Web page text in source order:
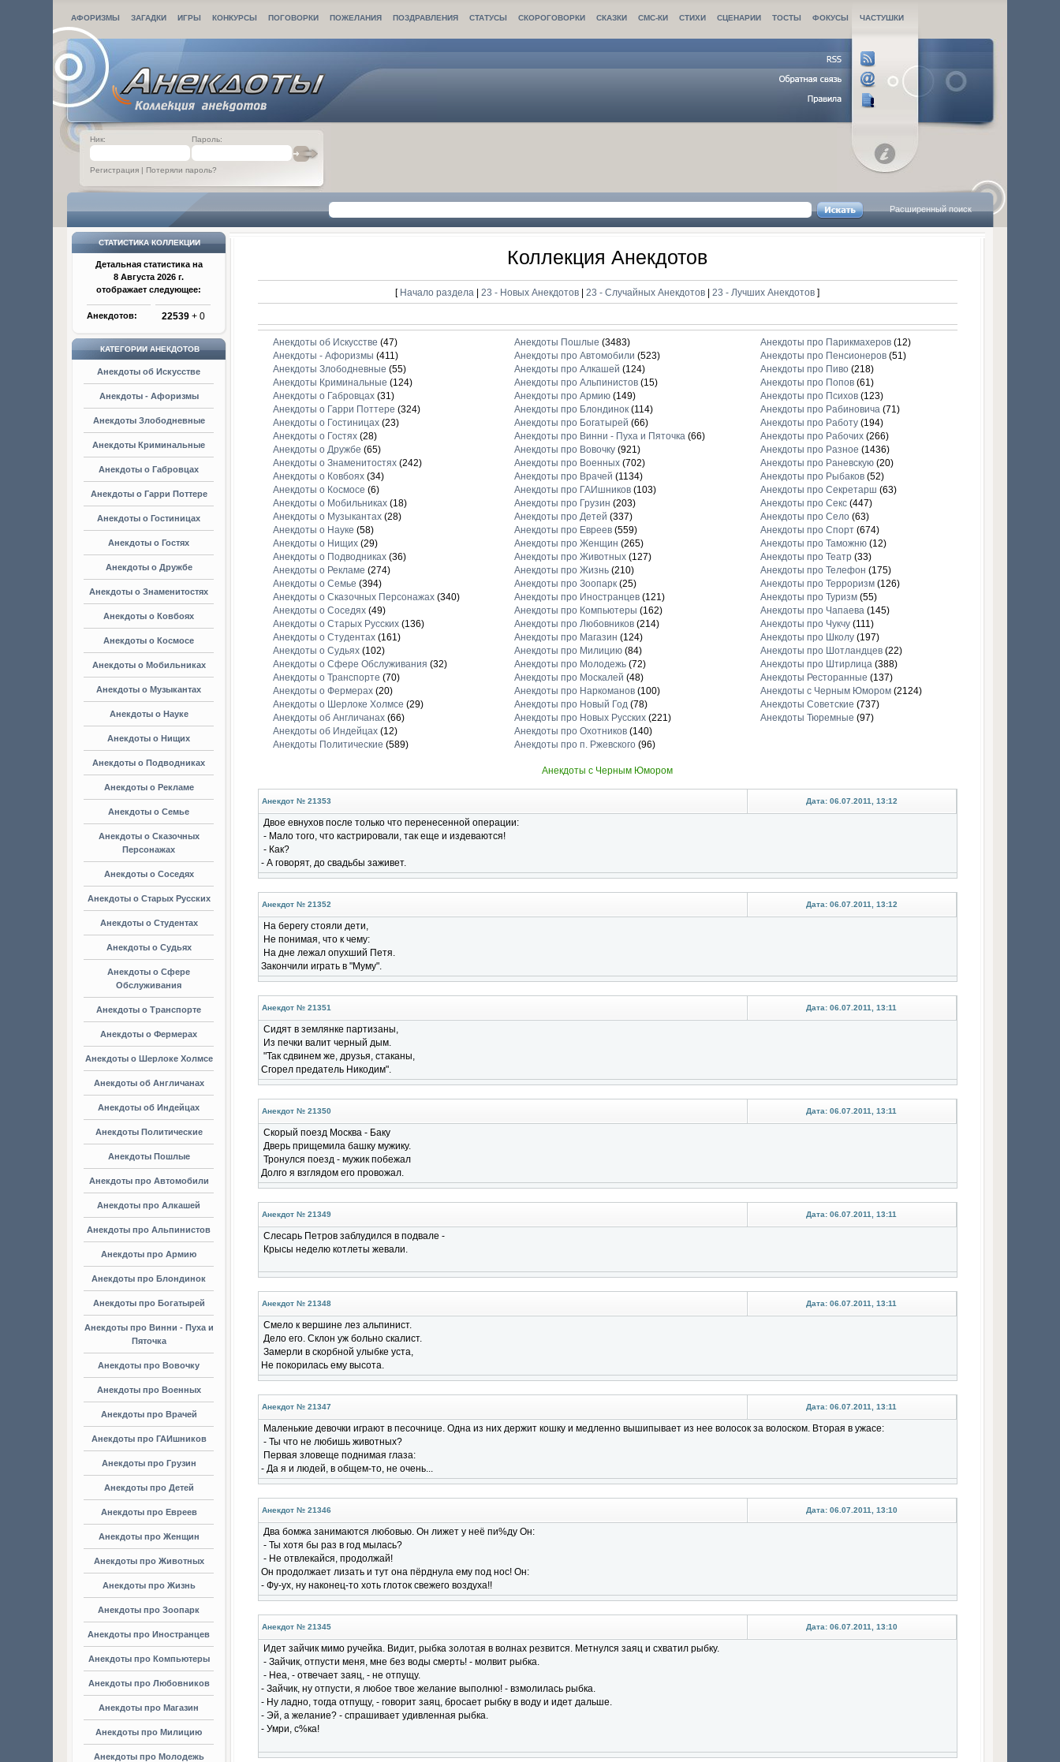
АФОРИЗМЫ ЗАГАДКИ ИГРЫ КОНКУРСЫ ПОГОВОРКИ ПОЖЕЛАНИЯ ПОЗДРАВЛЕНИЯ СТАТУСЫ СКОРОГОВОРКИ СКАЗКИ СМС-КИ СТИХИ СЦЕНАРИИ ТОСТЫ ФОКУСЫ ЧАСТУШКИ
Ник: Пароль:
Регистрация | Потеряли пароль?
Расширенный поиск
СТАТИСТИКА КОЛЛЕКЦИИ
Детальная статистика на
8 Августа 2026 г.
отображает следующее:
Анекдотов: 22539 + 0
КАТЕГОРИИ АНЕКДОТОВ
Анекдоты об Искусстве
Анекдоты - Афоризмы
Анекдоты Злободневные
Анекдоты Криминальные
Анекдоты о Габровцах
Анекдоты о Гарри Поттере
Анекдоты о Гостиницах
Анекдоты о Гостях
Анекдоты о Дружбе
Анекдоты о Знаменитостях
Анекдоты о Ковбоях
Анекдоты о Космосе
Анекдоты о Мобильниках
Анекдоты о Музыкантах
Анекдоты о Науке
Анекдоты о Нищих
Анекдоты о Подводниках
Анекдоты о Рекламе
Анекдоты о Семье
Анекдоты о Сказочных
Персонажах
Анекдоты о Соседях
Анекдоты о Старых Русских
Анекдоты о Студентах
Анекдоты о Судьях
Анекдоты о Сфере
Обслуживания
Анекдоты о Транспорте
Анекдоты о Фермерах
Анекдоты о Шерлоке Холмсе
Анекдоты об Англичанах
Анекдоты об Индейцах
Анекдоты Политические
Анекдоты Пошлые
Анекдоты про Автомобили
Анекдоты про Алкашей
Анекдоты про Альпинистов
Анекдоты про Армию
Анекдоты про Блондинок
Анекдоты про Богатырей
Анекдоты про Винни - Пуха и
Пяточка
Анекдоты про Вовочку
Анекдоты про Военных
Анекдоты про Врачей
Анекдоты про ГАИшников
Анекдоты про Грузин
Анекдоты про Детей
Анекдоты про Евреев
Анекдоты про Женщин
Анекдоты про Животных
Анекдоты про Жизнь
Анекдоты про Зоопарк
Анекдоты про Иностранцев
Анекдоты про Компьютеры
Анекдоты про Любовников
Анекдоты про Магазин
Анекдоты про Милицию
Анекдоты про Молодежь
Коллекция Анекдотов
[ Начало раздела |23 - Новых Анекдотов |23 - Случайных Анекдотов |23 - Лучших Анекдотов ]
Анекдоты об Искусстве (47)
Анекдоты - Афоризмы (411)
Анекдоты Злободневные (55)
Анекдоты Криминальные (124)
Анекдоты о Габровцах(31)
Анекдоты о Гарри Поттере (324)
Анекдоты о Гостиницах(23)
Анекдоты о Гостях(28)
Анекдоты о Дружбе (65)
Анекдоты о Знаменитостях(242)
Анекдоты о Ковбоях(34)
Анекдоты о Космосе (6)
Анекдоты о Мобильниках(18)
Анекдоты о Музыкантах(28)
Анекдоты о Науке (58)
Анекдоты о Нищих(29)
Анекдоты о Подводниках(36)
Анекдоты о Рекламе (274)
Анекдоты о Семье (394)
Анекдоты о Сказочных Персонажах(340)
Анекдоты о Соседях(49)
Анекдоты о Старых Русских(136)
Анекдоты о Студентах(161)
Анекдоты о Судьях(102)
Анекдоты о Сфере Обслуживания (32)
Анекдоты о Транспорте (70)
Анекдоты о Фермерах(20)
Анекдоты о Шерлоке Холмсе (29)
Анекдоты об Англичанах(66)
Анекдоты об Индейцах(12)
Анекдоты Политические (589)
Анекдоты Пошлые (3483)
Анекдоты про Автомобили (523)
Анекдоты про Алкашей (124)
Анекдоты про Альпинистов(15)
Анекдоты про Армию(149)
Анекдоты про Блондинок(114)
Анекдоты про Богатырей (66)
Анекдоты про Винни - Пуха и Пяточка(66)
Анекдоты про Вовочку(921)
Анекдоты про Военных(702)
Анекдоты про Врачей (1134)
Анекдоты про ГАИшников(103)
Анекдоты про Грузин (203)
Анекдоты про Детей (337)
Анекдоты про Евреев(559)
Анекдоты про Женщин (265)
Анекдоты про Животных(127)
Анекдоты про Жизнь(210)
Анекдоты про Зоопарк(25)
Анекдоты про Иностранцев(121)
Анекдоты про Компьютеры (162)
Анекдоты про Любовников(214)
Анекдоты про Магазин (124)
Анекдоты про Милицию(84)
Анекдоты про Молодежь(72)
Анекдоты про Москалей (48)
Анекдоты про Наркоманов(100)
Анекдоты про Новый Год(78)
Анекдоты про Новых Русских(221)
Анекдоты про Охотников(140)
Анекдоты про п. Ржевского(96)
Анекдоты про Парикмахеров(12)
Анекдоты про Пенсионеров(51)
Анекдоты про Пиво(218)
Анекдоты про Попов(61)
Анекдоты про Психов(123)
Анекдоты про Рабиновича(71)
Анекдоты про Работу(194)
Анекдоты про Рабочих(266)
Анекдоты про Разное (1436)
Анекдоты про Раневскую(20)
Анекдоты про Рыбаков(52)
Анекдоты про Секретарш (63)
Анекдоты про Секс(447)
Анекдоты про Село(63)
Анекдоты про Спорт(674)
Анекдоты про Таможню(12)
Анекдоты про Театр(33)
Анекдоты про Телефон (175)
Анекдоты про Терроризм(126)
Анекдоты про Туризм(55)
Анекдоты про Чапаева(145)
Анекдоты про Чукчу(111)
Анекдоты про Школу(197)
Анекдоты про Шотландцев(22)
Анекдоты про Штирлица (388)
Анекдоты Ресторанные (137)
Анекдоты с Черным Юмором(2124)
Анекдоты Советские (737)
Анекдоты Тюремные (97)
Анекдоты с Черным Юмором
Анекдот № 21353 Дата: 06.07.2011, 13:12
Двое евнухов после только что перенесенной операции:
- Мало того, что кастрировали, так еще и издеваются!
- Как?
- А говорят, до свадьбы заживет.
Анекдот № 21352 Дата: 06.07.2011, 13:12
На берегу стояли дети,
Не понимая, что к чему:
На дне лежал опухший Петя.
Закончили играть в "Муму".
Анекдот № 21351 Дата: 06.07.2011, 13:11
Сидят в землянке партизаны,
Из печки валит черный дым.
"Так сдвинем же, друзья, стаканы,
Сгорел предатель Никодим".
Анекдот № 21350 Дата: 06.07.2011, 13:11
Скорый поезд Москва - Баку
Дверь прищемила башку мужику.
Тронулся поезд - мужик побежал
Долго я взглядом его провожал.
Анекдот № 21349 Дата: 06.07.2011, 13:11
Слесарь Петров заблудился в подвале -
Крысы неделю котлеты жевали.
Анекдот № 21348 Дата: 06.07.2011, 13:11
Смело к вершине лез альпинист.
Дело его. Склон уж больно скалист.
Замерли в скорбной улыбке уста,
Не покорилась ему высота.
Анекдот № 21347 Дата: 06.07.2011, 13:11
Маленькие девочки играют в песочнице. Одна из них держит кошку и медленно вышипывает из нее волосок за волоском. Вторая в ужасе:
- Ты что не любишь животных?
Первая зловеще поднимая глаза:
- Да я и людей, в общем-то, не очень...
Анекдот № 21346 Дата: 06.07.2011, 13:10
Два бомжа занимаются любовью. Он лижет у неё пи%ду Он:
- Ты хотя бы раз в год мылась?
- Не отвлекайся, продолжай!
Он продолжает лизать и тут она пёрднула ему под нос! Он:
- Фу-ух, ну наконец-то хоть глоток свежего воздуха!!
Анекдот № 21345 Дата: 06.07.2011, 13:10
Идет зайчик мимо ручейка. Видит, рыбка золотая в волнах резвится. Метнулся заяц и схватил рыбку.
- Зайчик, отпусти меня, мне без воды смерть! - молвит рыбка.
- Неа, - отвечает заяц, - не отпущу.
- Зайчик, ну отпусти, я любое твое желание выполню! - взмолилась рыбка.
- Ну ладно, тогда отпущу, - говорит заяц, бросает рыбку в воду и идет дальше.
- Эй, а желание? - спрашивает удивленная рыбка.
- Умри, с%ка!